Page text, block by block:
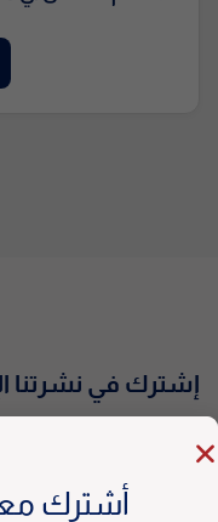
إشترك في نشرتنا
البريد الإلكتروني
أشترك